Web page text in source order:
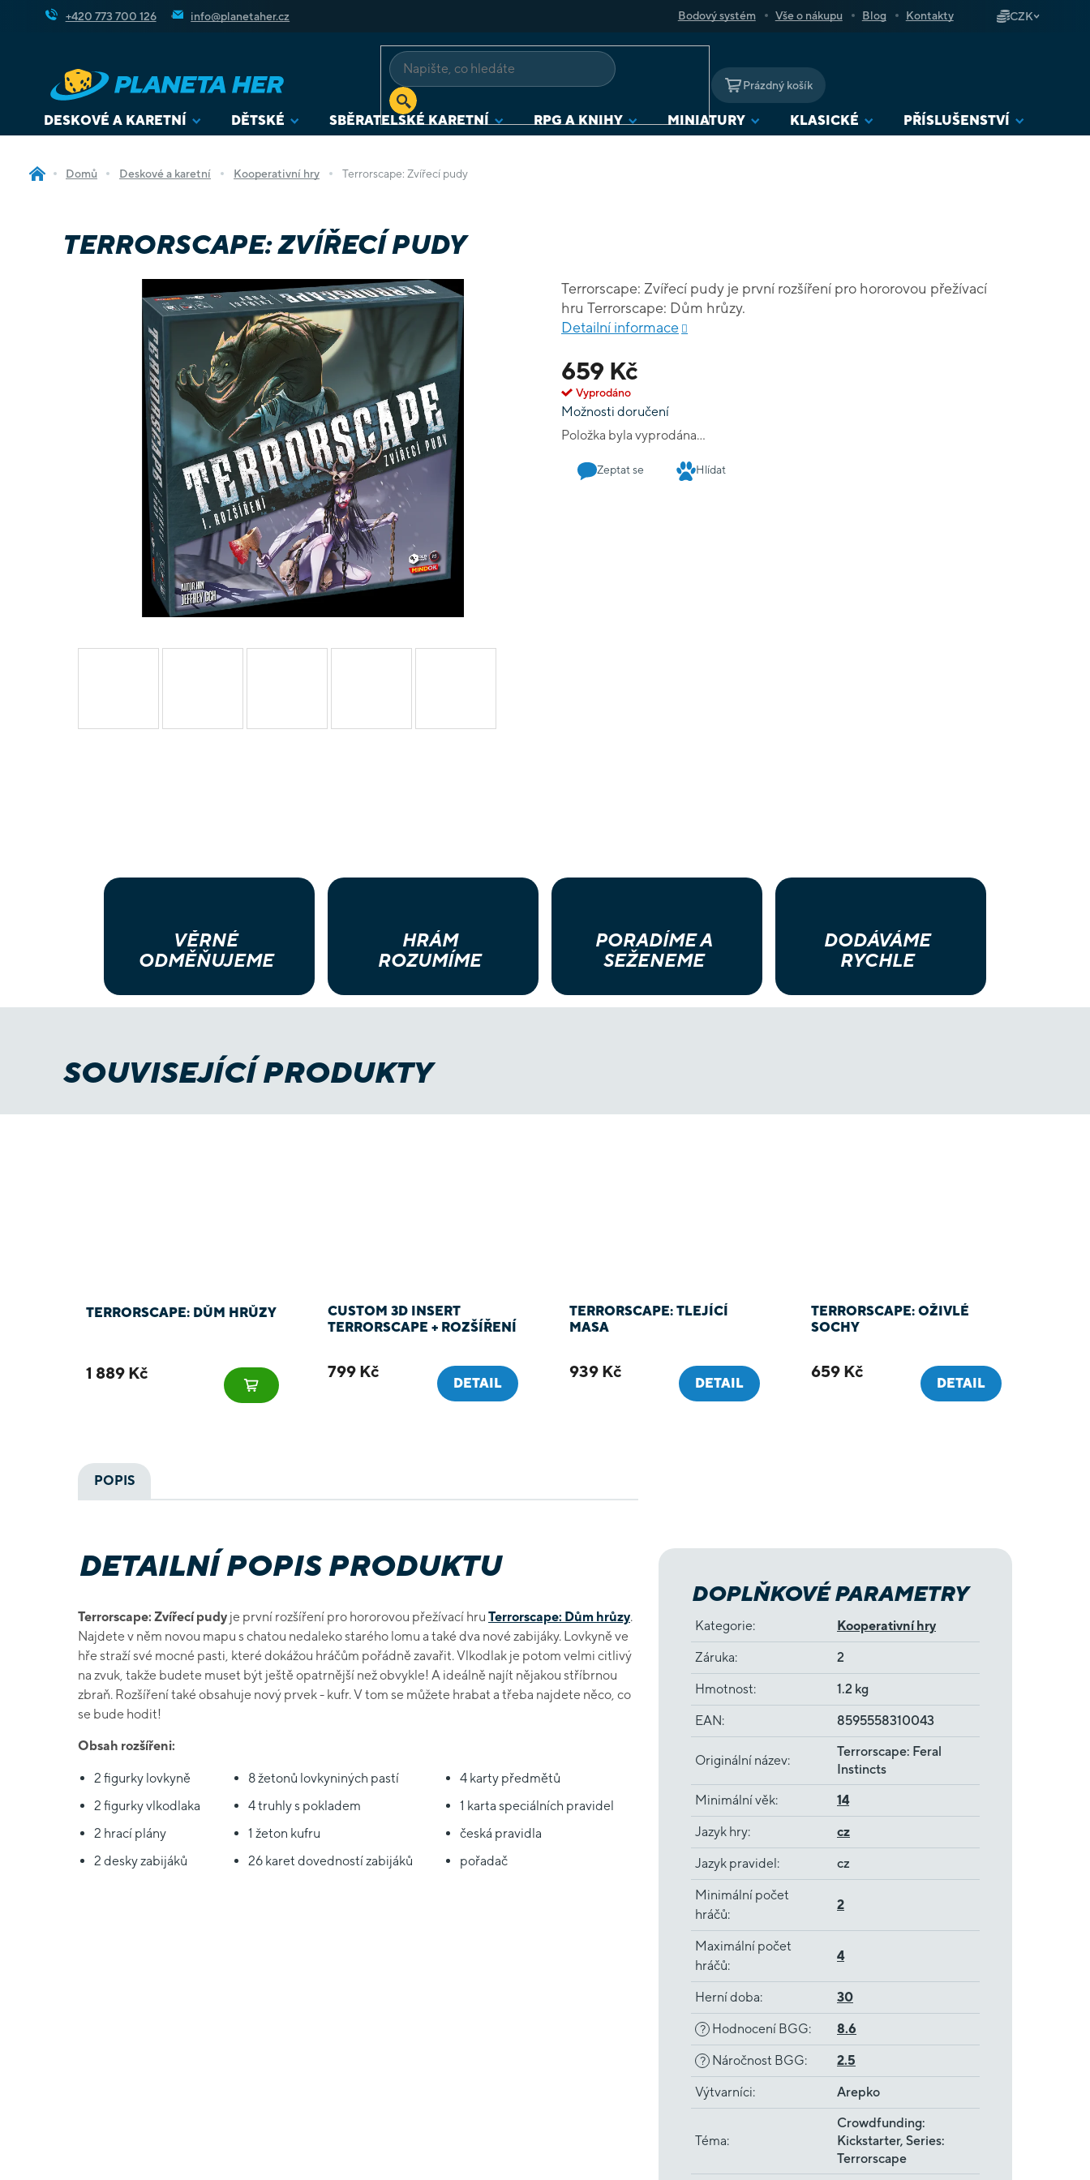
+420 773 700 126 info@planetaher.cz Bodový systém Vše o nákupu Blog Kontakty CZK
NÁKUPNÍ
KOŠÍK
Prázdný košík
DESKOVÉ A KARETNÍ DĚTSKÉ SBĚRATELSKÉ KARETNÍ RPG A KNIHY MINIATURY KLASICKÉ PŘÍSLUŠENSTVÍ
Domů Deskové a karetní Kooperativní hry Terrorscape: Zvířecí pudy
TERRORSCAPE: ZVÍŘECÍ PUDY
659 Kč
Vyprodáno
Možnosti doručení
Položka byla vyprodána…
Terrorscape: Zvířecí pudy je první rozšíření pro hororovou přežívací
hru Terrorscape: Dům hrůzy.
Detailní informace
Zeptat se Hlídat
VĚRNÉ
ODMĚŇUJEME
HRÁM
ROZUMÍME
PORADÍME A
SEŽENEME
DODÁVÁME
RYCHLE
SOUVISEJÍCÍ PRODUKTY
TERRORSCAPE: DŮM HRŮZY
1 889 Kč
CUSTOM 3D INSERT
TERRORSCAPE + ROZŠÍŘENÍ
799 Kč
DETAIL
TERRORSCAPE: TLEJÍCÍ
MASA
939 Kč
DETAIL
TERRORSCAPE: OŽIVLÉ
SOCHY
659 Kč
DETAIL
POPIS
DETAILNÍ POPIS PRODUKTU
Terrorscape: Zvířecí pudy je první rozšíření pro hororovou přežívací hru Terrorscape: Dům hrůzy.
Najdete v něm novou mapu s chatou nedaleko starého lomu a také dva nové zabijáky. Lovkyně ve
hře straží své mocné pasti, které dokážou hráčům pořádně zavařit. Vlkodlak je potom velmi citlivý
na zvuk, takže budete muset být ještě opatrnější než obvykle! A ideálně najít nějakou stříbrnou
zbraň. Rozšíření také obsahuje nový prvek - kufr. V tom se můžete hrabat a třeba najdete něco, co
se bude hodit!
Obsah rozšířeni:
2 figurky lovkyně
2 figurky vlkodlaka
2 hrací plány
2 desky zabijáků
8 žetonů lovkyniných pastí
4 truhly s pokladem
1 žeton kufru
26 karet dovedností zabijáků
4 karty předmětů
1 karta speciálních pravidel
česká pravidla
pořadač
DOPLŇKOVÉ PARAMETRY
Kategorie: Kooperativní hry
Záruka: 2
Hmotnost: 1.2 kg
EAN: 8595558310043
Originální název:
Terrorscape: Feral
Instincts
Minimální věk: 14
Jazyk hry: cz
Jazyk pravidel: cz
Minimální počet
hráčů:
2
Maximální počet
hráčů:
4
Herní doba: 30
? Hodnocení BGG: 8.6
? Náročnost BGG: 2.5
Výtvarníci: Arepko
Téma:
Crowdfunding:
Kickstarter, Series:
Terrorscape